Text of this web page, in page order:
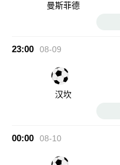
曼斯菲德
23:00 08-09
汉坎
00:00 08-10